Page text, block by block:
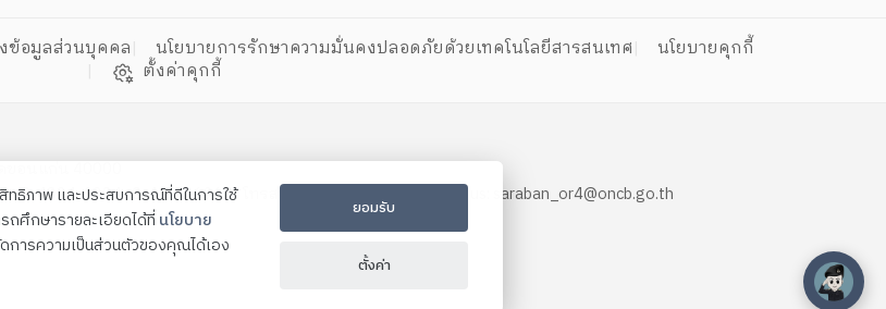
ข้อมูลส่วนบุคคล นโยบายการรักษาความมั่นคงปลอดภัยด้วยเทคโนโลยีสารสนเทศ
นโยบายคุกกี้
ตั้งค่าคุกกี้
ขอนแก่น 40000
0-4324-6324 , 0-4324-6960 โทรสาร 0-4324-6790 Contact us:
saraban_or4@oncb.go.th
ธิภาพ และประสบการณ์ที่ดีในการใช้
ศึกษารายละเอียดได้ที่ นโยบาย
การความเป็นส่วนตัวของคุณได้เอง
ยอมรับ
ตั้งค่า